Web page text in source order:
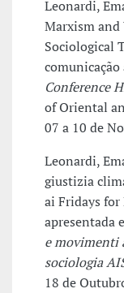
Leonardi,
Marxism and
Sociological
Conference
of Oriental
07 a 10 de
Leonardi,
giustizia
ai Fridays for
apresentada
e movimenti
sociologia
18 de